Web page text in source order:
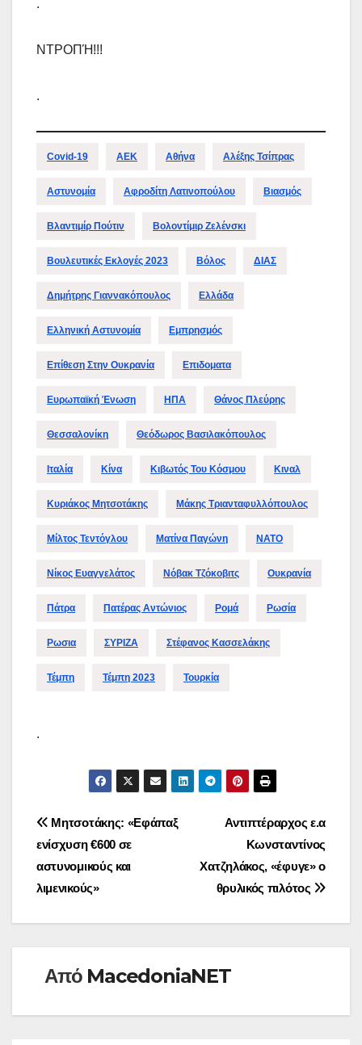
.
ΝΤΡΟΠΉ!!!
.
Covid-19 ΑΕΚ Αθήνα Αλέξης Τσίπρας
Αστυνομία Αφροδίτη Λατινοπούλου Βιασμός
Βλαντιμίρ Πούτιν Βολοντίμιρ Ζελένσκι
Βουλευτικές Εκλογές 2023 Βόλος ΔΙΑΣ
Δημήτρης Γιαννακόπουλος Ελλάδα
Ελληνική Αστυνομία Εμπρησμός
Επίθεση Στην Ουκρανία Επιδοματα
Ευρωπαϊκή Ένωση ΗΠΑ Θάνος Πλεύρης
Θεσσαλονίκη Θεόδωρος Βασιλακόπουλος
Ιταλία Κίνα Κιβωτός Του Κόσμου Κιναλ
Κυριάκος Μητσοτάκης Μάκης Τριανταφυλλόπουλος
Μίλτος Τεντόγλου Ματίνα Παγώνη ΝΑΤΟ
Νίκος Ευαγγελάτος Νόβακ Τζόκοβιτς Ουκρανία
Πάτρα Πατέρας Αντώνιος Ρομά Ρωσία
Ρωσια ΣΥΡΙΖΑ Στέφανος Κασσελάκης
Τέμπη Τέμπη 2023 Τουρκία
.
Πλοήγηση
άρθρων
Αντιπτέραρχος ε.α
Κωνσταντίνος
Χατζηλάκος, «έφυγε» ο
θρυλικός πιλότος
Μητσοτάκης: «Εφάπαξ
ενίσχυση €600 σε
αστυνομικούς και
λιμενικούς»
Από MacedoniaNET